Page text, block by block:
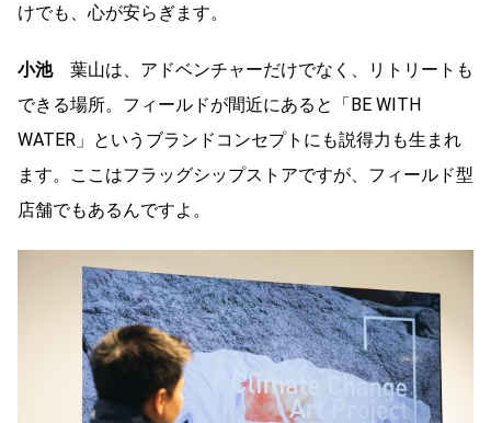
けでも、心が安らぎます。
小池葉山は、アドベンチャーだけでなく、リトリートも
できる場所。フィールドが間近にあると「BE WITH
WATER」というブランドコンセプトにも説得力も生まれ
ます。ここはフラッグシップストアですが、フィールド型
店舗でもあるんですよ。